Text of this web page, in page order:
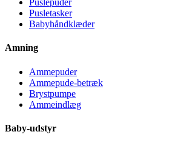
Puslepuder
Pusletasker
Babyhåndklæder
Amning
Ammepuder
Ammepude-betræk
Brystpumpe
Ammeindlæg
Baby-udstyr